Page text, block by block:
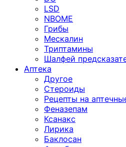
LSD
NBOME
Грибы
Мескалин
Триптамины
Шалфей
Аптека
Другое
Стероиды
Рецепты на
Феназепам
Ксанакс
Лирика
Баклосан